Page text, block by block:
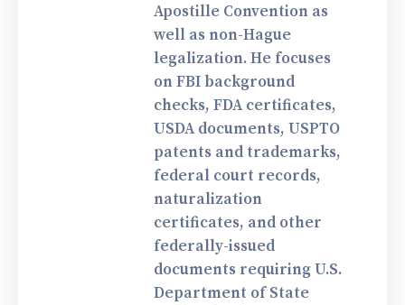
Apostille Convention as
well as non-Hague
legalization. He focuses
on FBI background
checks, FDA certificates,
USDA documents, USPTO
patents and trademarks,
federal court records,
naturalization
certificates, and other
federally-issued
documents requiring U.S.
Department of State